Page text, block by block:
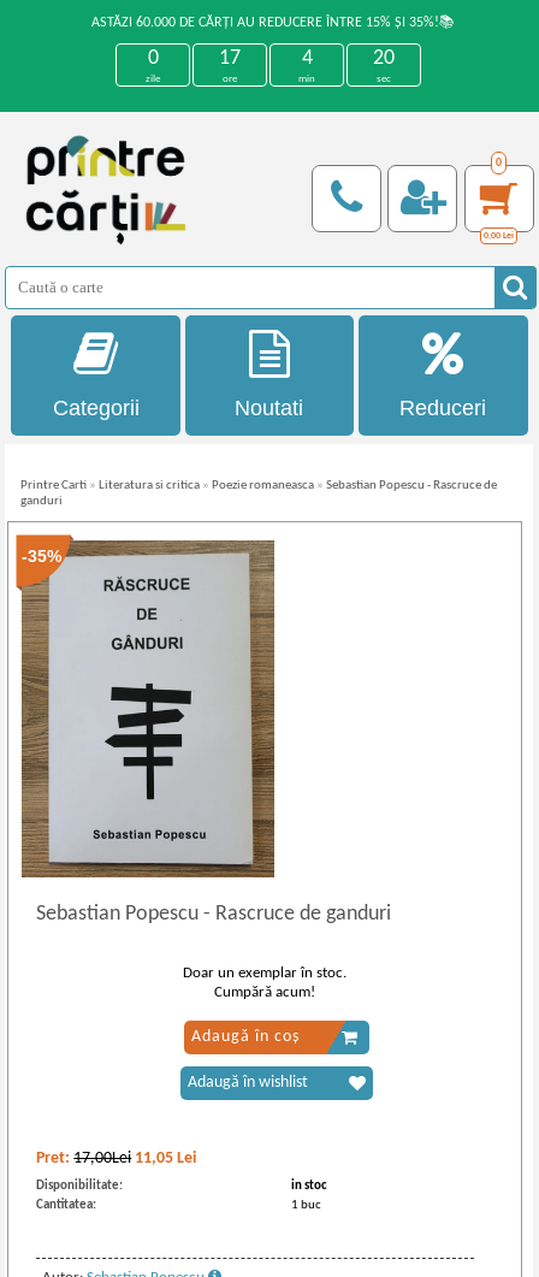
ASTĂZI 60.000 DE CĂRȚI AU REDUCERE ÎNTRE 15% ȘI 35%!📚
0
zile
17
ore
4
min
20
sec
0
0,00 Lei
Categorii Noutati Reduceri
Printre Carti » Literatura si critica » Poezie romaneasca »Sebastian Popescu - Rascruce de
ganduri
-35%
Sebastian Popescu- Rascruce de ganduri
Pret:17,00Lei 11,05 Lei
Disponibilitate:
in stoc
Cantitatea:
1 buc
Doar un exemplar în stoc.
Cumpără acum!
Adaugă în coș
Adaugă în wishlist